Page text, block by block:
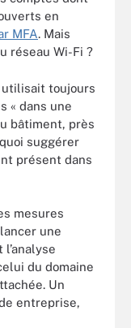
en
MFA. Mais
réseau Wi-Fi ?
utilisait toujours
« dans une
bâtiment, près
suggérer
présent dans
mesures
une
du domaine
Un
entreprise,